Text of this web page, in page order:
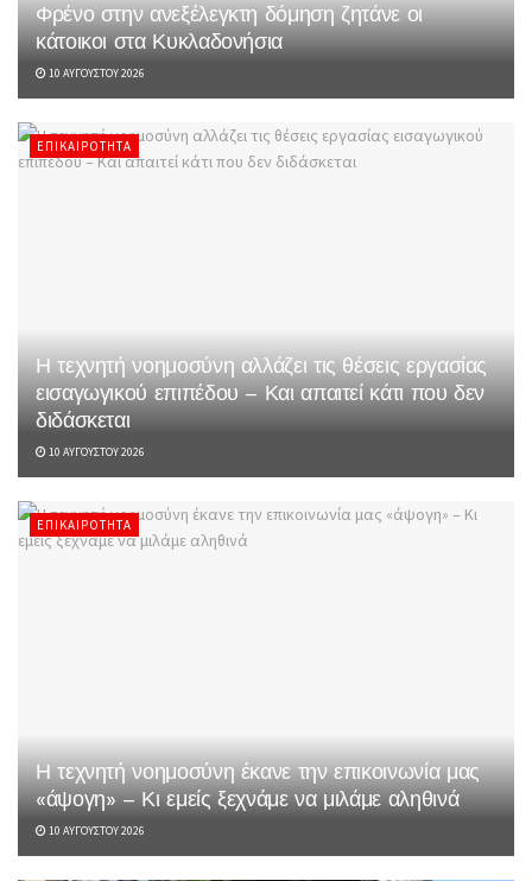
Φρένο στην ανεξέλεγκτη δόμηση ζητάνε οι
κάτοικοι στα Κυκλαδονήσια
10 ΑΥΓΟΎΣΤΟΥ 2026
ΕΠΙΚΑΙΡΌΤΗΤΑ
Η τεχνητή νοημοσύνη αλλάζει τις θέσεις εργασίας
εισαγωγικού επιπέδου – Και απαιτεί κάτι που δεν
διδάσκεται
10 ΑΥΓΟΎΣΤΟΥ 2026
ΕΠΙΚΑΙΡΌΤΗΤΑ
Η τεχνητή νοημοσύνη έκανε την επικοινωνία μας
«άψογη» – Κι εμείς ξεχνάμε να μιλάμε αληθινά
10 ΑΥΓΟΎΣΤΟΥ 2026